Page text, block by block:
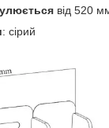
від 520
: сірий